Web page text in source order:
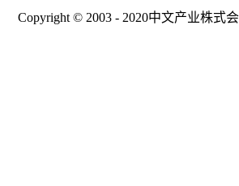
Copyright © 2003 - 2020中文产业株式